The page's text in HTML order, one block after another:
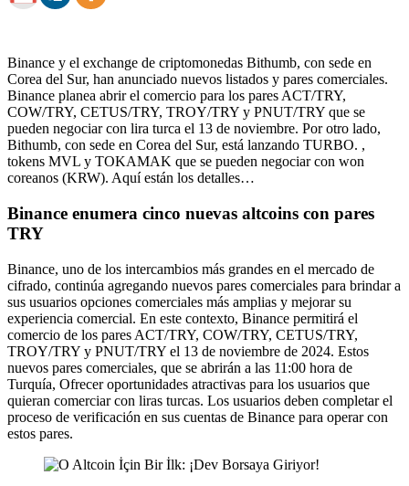
Binance y el exchange de criptomonedas Bithumb, con sede en
Corea del Sur, han anunciado nuevos listados y pares comerciales.
Binance planea abrir el comercio para los pares ACT/TRY,
COW/TRY, CETUS/TRY, TROY/TRY y PNUT/TRY que se
pueden negociar con lira turca el 13 de noviembre. Por otro lado,
Bithumb, con sede en Corea del Sur, está lanzando TURBO. ,
tokens MVL y TOKAMAK que se pueden negociar con won
coreanos (KRW). Aquí están los detalles…
Binance enumera cinco nuevas altcoins con pares
TRY
Binance, uno de los intercambios más grandes en el mercado de
cifrado, continúa agregando nuevos pares comerciales para brindar a
sus usuarios opciones comerciales más amplias y mejorar su
experiencia comercial. En este contexto, Binance permitirá el
comercio de los pares ACT/TRY, COW/TRY, CETUS/TRY,
TROY/TRY y PNUT/TRY el 13 de noviembre de 2024. Estos
nuevos pares comerciales, que se abrirán a las 11:00 hora de
Turquía, Ofrecer oportunidades atractivas para los usuarios que
quieran comerciar con liras turcas. Los usuarios deben completar el
proceso de verificación en sus cuentas de Binance para operar con
estos pares.